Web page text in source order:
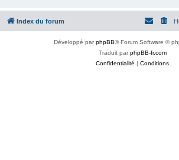
Index du forum
Développé parphpBB® Forum Software ©
Traduit parphpBB-fr.com
Confidentialité | Conditions